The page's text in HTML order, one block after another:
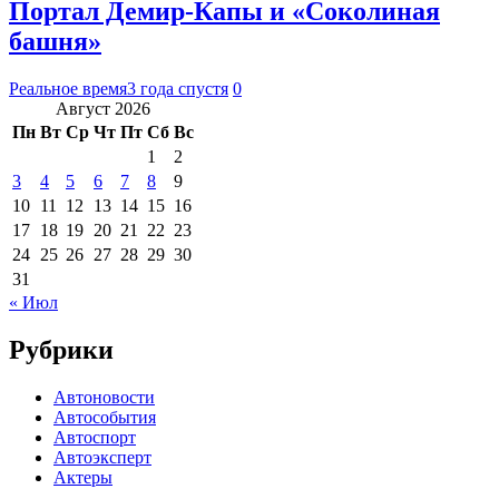
Портал Демир-Капы и «Соколиная
башня»
Реальное время3 года спустя 0
Август 2026
Пн Вт Ср Чт Пт Сб Вс
1
2
3
4 5 6 7 8
9
10 11 12 13 14 15 16
17 18 19 20 21 22 23
24 25 26 27 28 29 30
31
« Июл
Рубрики
Автоновости
Автособытия
Автоспорт
Автоэксперт
Актеры